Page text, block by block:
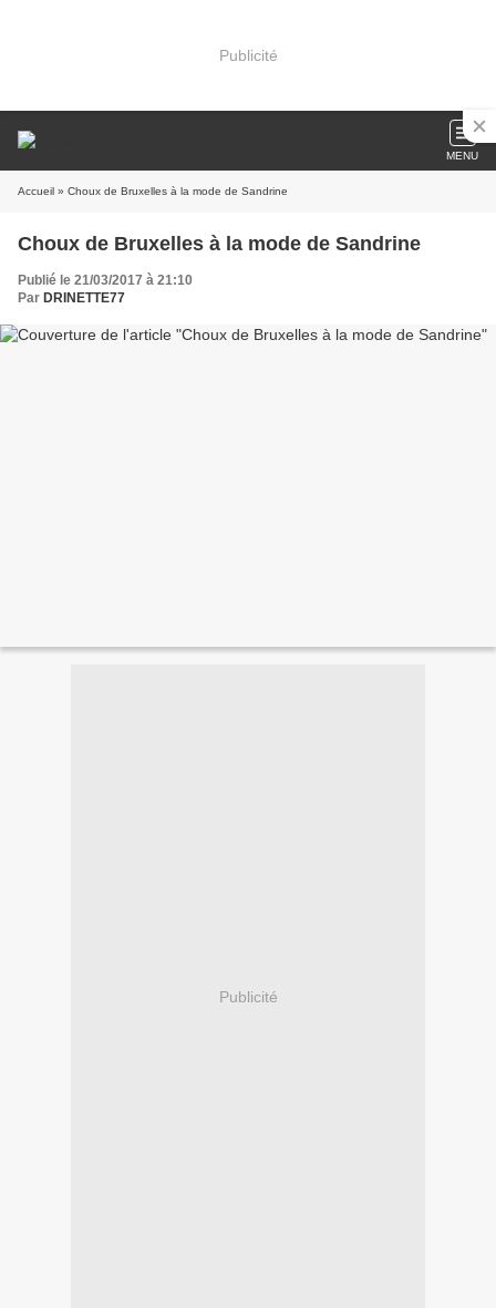
Publicité
MENU
Accueil » Choux de Bruxelles à la mode de Sandrine
Choux de Bruxelles à la mode de Sandrine
Publié le 21/03/2017 à 21:10
Par DRINETTE77
Publicité